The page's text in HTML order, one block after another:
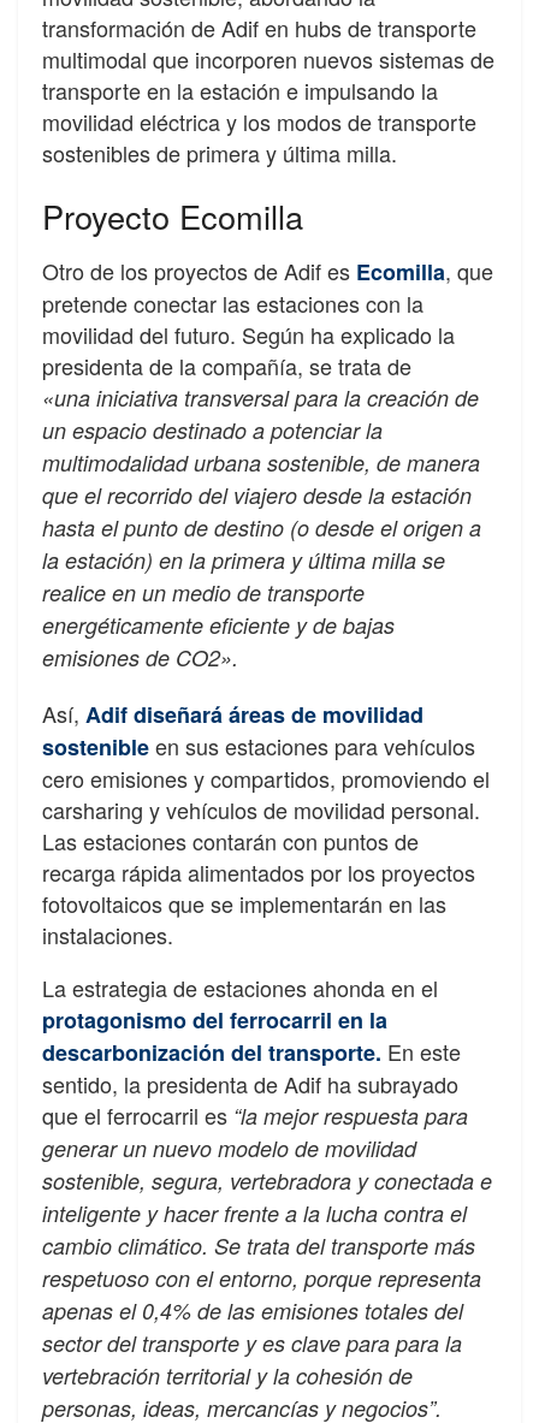
transformación de Adif en hubs de transporte
multimodal que incorporen nuevos sistemas de
transporte en la estación e impulsando la
movilidad eléctrica y los modos de transporte
sostenibles de primera y última milla.
Proyecto Ecomilla
Otro de los proyectos de Adif es Ecomilla, que
pretende conectar las estaciones con la
movilidad del futuro. Según ha explicado la
presidenta de la compañía, se trata de
«una iniciativa transversal para la creación de
un espacio destinado a potenciar la
multimodalidad urbana sostenible, de manera
que el recorrido del viajero desde la estación
hasta el punto de destino (o desde el origen a
la estación) en la primera y última milla se
realice en un medio de transporte
energéticamente eficiente y de bajas
emisiones de CO2».
Así, Adif diseñará áreas de movilidad
sostenibleen sus estaciones para vehículos
cero emisiones y compartidos, promoviendo el
carsharing y vehículos de movilidad personal.
Las estaciones contarán con puntos de
recarga rápida alimentados por los proyectos
fotovoltaicos que se implementarán en las
instalaciones.
La estrategia de estaciones ahonda en el
protagonismo del ferrocarril en la
descarbonización del transporte. En este
sentido, la presidenta de Adif ha subrayado
que el ferrocarril es “la mejor respuesta para
generar un nuevo modelo de movilidad
sostenible, segura, vertebradora y conectada e
inteligente y hacer frente a la lucha contra el
cambio climático. Se trata del transporte más
respetuoso con el entorno, porque representa
apenas el 0,4% de las emisiones totales del
sector del transporte y es clave para para la
vertebración territorial y la cohesión de
personas, ideas, mercancías y negocios”.